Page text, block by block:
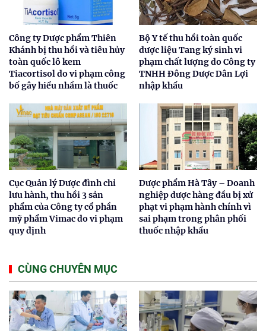
Công ty Dược phẩm Thiên
Khánh bị thu hồi và tiêu hủy
toàn quốc lô kem
Tiacortisol do vi phạm công
bố gây hiểu nhầm là thuốc
Bộ Y tế thu hồi toàn quốc
dược liệu Tang ký sinh vi
phạm chất lượng do Công ty
TNHH Đông Dược Dân Lợi
nhập khẩu
Cục Quản lý Dược đình chỉ
lưu hành, thu hồi 3 sản
phẩm của Công ty cổ phần
mỹ phẩm Vimac do vi phạm
quy định
Dược phẩm Hà Tây – Doanh
nghiệp dược hàng đầu bị xử
phạt vi phạm hành chính vì
sai phạm trong phân phối
thuốc nhập khẩu
CÙNG CHUYÊN MỤC